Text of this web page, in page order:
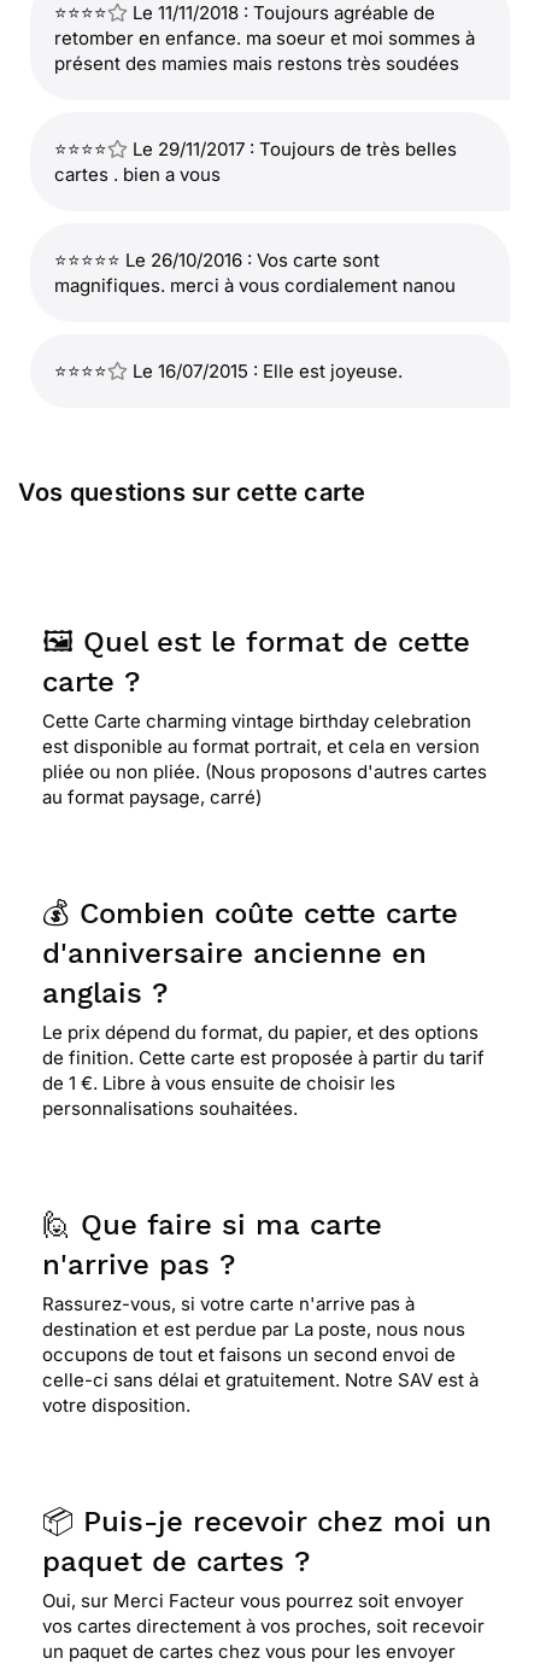
⭐⭐⭐⭐
Le 11/11/2018 : Toujours agréable de
retomber en enfance. ma soeur et moi sommes à
présent des mamies mais restons très soudées
⭐⭐⭐⭐
Le 29/11/2017 : Toujours de très belles
cartes . bien a vous
⭐⭐⭐⭐⭐ Le 26/10/2016 : Vos carte sont
magnifiques. merci à vous cordialement nanou
⭐⭐⭐⭐ Le 16/07/2015 : Elle est joyeuse.
Vos questions sur cette carte
🖼️ Quel est le format de cette
carte ?
Cette Carte charming vintage birthday celebration
est disponible au format portrait, et cela en version
pliée ou non pliée. (Nous proposons d'autres cartes
au format paysage, carré)
💰 Combien coûte cette carte
d'anniversaire ancienne en
anglais ?
Le prix dépend du format, du papier, et des options
de finition. Cette carte est proposée à partir du tarif
de 1 €. Libre à vous ensuite de choisir les
personnalisations souhaitées.
🙋 Que faire si ma carte
n'arrive pas ?
Rassurez-vous, si votre carte n'arrive pas à
destination et est perdue par La poste, nous nous
occupons de tout et faisons un second envoi de
celle-ci sans délai et gratuitement. Notre SAV est à
votre disposition.
📦 Puis-je recevoir chez moi un
paquet de cartes ?
Oui, sur Merci Facteur vous pourrez soit envoyer
vos cartes directement à vos proches, soit recevoir
un paquet de cartes chez vous pour les envoyer